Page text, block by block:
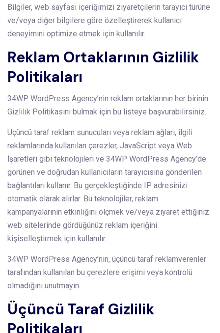
Bilgiler, web sayfası içeriğimizi ziyaretçilerin tarayıcı türüne
ve/veya diğer bilgilere göre özelleştirerek kullanıcı
deneyimini optimize etmek için kullanılır.
Reklam Ortaklarının Gizlilik
Politikaları
34WP WordPress Agency’nin reklam ortaklarının her birinin
Gizlilik Politikasını bulmak için bu listeye başvurabilirsiniz.
Üçüncü taraf reklam sunucuları veya reklam ağları, ilgili
reklamlarında kullanılan çerezler, JavaScript veya Web
İşaretleri gibi teknolojileri ve 34WP WordPress Agency’de
görünen ve doğrudan kullanıcıların tarayıcısına gönderilen
bağlantıları kullanır. Bu gerçekleştiğinde IP adresinizi
otomatik olarak alırlar. Bu teknolojiler, reklam
kampanyalarının etkinliğini ölçmek ve/veya ziyaret ettiğiniz
web sitelerinde gördüğünüz reklam içeriğini
kişiselleştirmek için kullanılır.
34WP WordPress Agency’nin, üçüncü taraf reklamverenler
tarafından kullanılan bu çerezlere erişimi veya kontrolü
olmadığını unutmayın.
Üçüncü Taraf Gizlilik
Politikaları